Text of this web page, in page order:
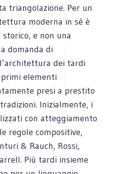
triangolazione. Per un
moderna in sé è
e non una
domanda di
dei tardi
elementi
presi a prestito
Inizialmente, i
con atteggiamento
regole compositive,
& Rauch, Rossi,
Più tardi insieme